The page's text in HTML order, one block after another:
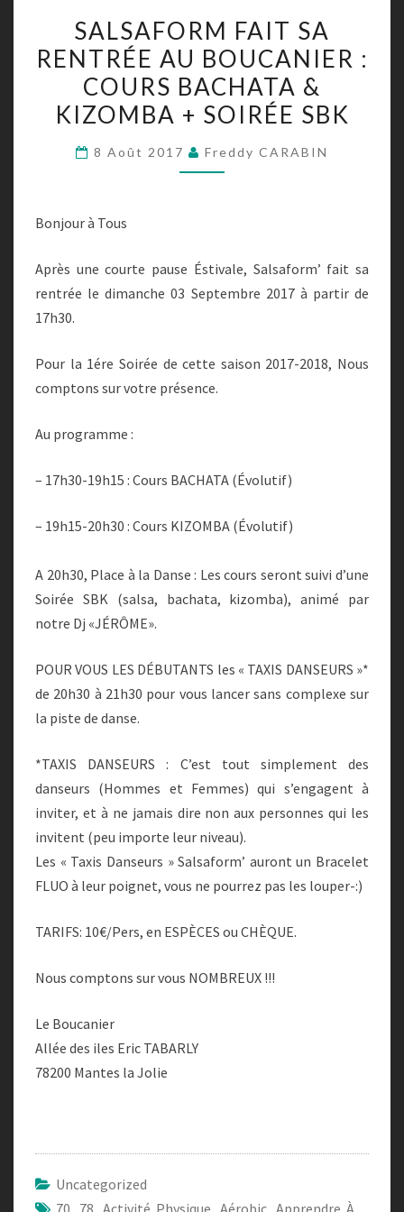
FAIT
SA
RENTRÉE
AU
:
+
SOIRÉE
SALSAFORM FAIT SA
RENTRÉE AU BOUCANIER :
COURS BACHATA &
KIZOMBA + SOIRÉE SBK
8 Août 2017 Freddy CARABIN
Bonjour à Tous
Après une courte pause Éstivale, Salsaform’ fait sa
rentrée le dimanche 03 Septembre 2017 à partir de
17h30.
Pour la 1ére Soirée de cette saison 2017-2018, Nous
comptons sur votre présence.
Au programme :
– 17h30-19h15 : Cours BACHATA (Évolutif)
– 19h15-20h30 : Cours KIZOMBA (Évolutif)
A 20h30, Place à la Danse : Les cours seront suivi d’une
Soirée SBK (salsa, bachata, kizomba), animé par
notre Dj «JÉRÔME».
POUR VOUS LES DÉBUTANTS les « TAXIS DANSEURS »*
de 20h30 à 21h30 pour vous lancer sans complexe sur
la piste de danse.
*TAXIS DANSEURS : C’est tout simplement des
danseurs (Hommes et Femmes) qui s’engagent à
inviter, et à ne jamais dire non aux personnes qui les
invitent (peu importe leur niveau).
Les « Taxis Danseurs » Salsaform’ auront un Bracelet
FLUO à leur poignet, vous ne pourrez pas les louper-:)
TARIFS: 10€/Pers, en ESPÈCES ou CHÈQUE.
Nous comptons sur vous NOMBREUX !!!
Le Boucanier
Allée des iles Eric TABARLY
78200 Mantes la Jolie
Uncategorized